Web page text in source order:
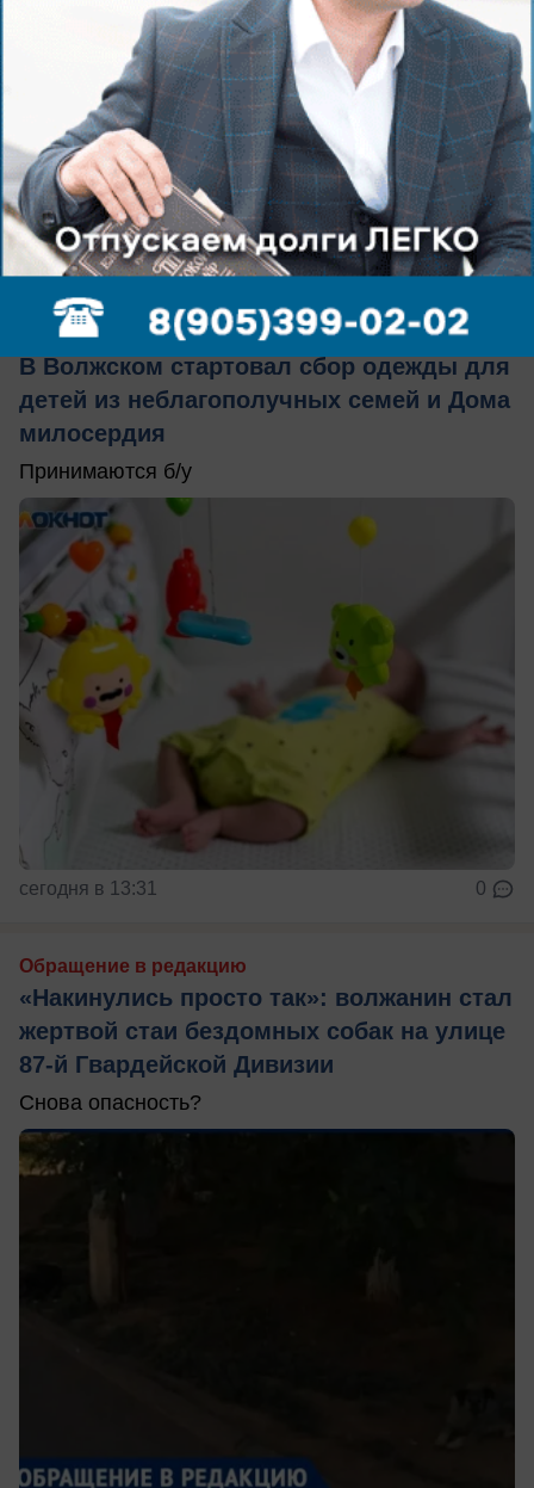
сегодня в 14:28 0
Общество
В Волжском стартовал сбор одежды для
детей из неблагополучных семей и Дома
милосердия
Принимаются б/у
сегодня в 13:31 0
Обращение в редакцию
«Накинулись просто так»: волжанин стал
жертвой стаи бездомных собак на улице
87-й Гвардейской Дивизии
Снова опасность?